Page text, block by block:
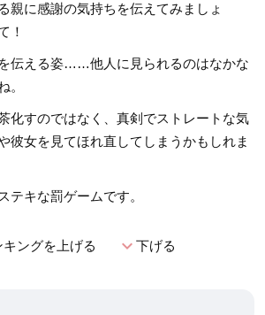
親に感謝の気持ちを伝えてみましょ
！
伝える姿……他人に見られるのはなかな
。
化すのではなく、真剣でストレートな気
彼女を見てほれ直してしまうかもしれま
テキな罰ゲームです。
キングを上げる expand_more下げる